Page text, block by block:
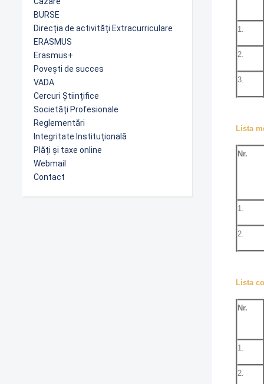
BURSE
Direcția de activități Extracurriculare
ERASMUS
Erasmus+
Povești de succes
VADA
Cercuri Științifice
Societăți Profesionale
Reglementări
Integritate Instituțională
Plăți și taxe online
Webmail
Contact
1.
2.
3.
Lista
Nr.
1.
2.
Lista
Nr.
1.
2.